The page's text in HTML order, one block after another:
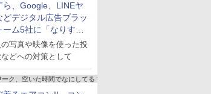
ら、Google、LINEヤ
どデジタル広告プラッ
ーム5社に「なりすま
広告」対策強化を要請
写真や映像を使った投
どへの対策として
ク、空いた時間でなにしてる？